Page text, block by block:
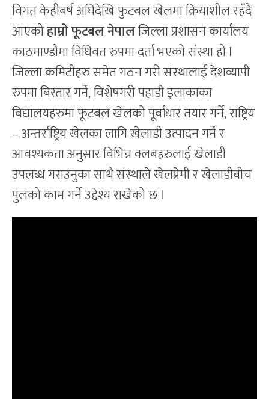
विगत केहीबर्ष अघिदेखि फुटबल खेलमा क्रियाशील रहँदै
आएकोहाम्रो फूटबल नेपालजिल्ला प्रशासन कार्यालय
काठमाण्डौमा विधिवत रुपमा दर्ता भएको संस्था हो l
जिल्ला कमिटीहरु समेत गठन गरी संस्थालाई देशव्यापी
रुपमा बिस्तार गर्ने, विशेषगरी पहाडी इलाकाका
विद्यालयहरुमा फूटबल खेलको पूर्वाधार तयार गर्ने, राष्ट्रिय
– अन्तर्राष्ट्रिय खेलका लागि खेलाडी उत्पादन गर्ने र
आवश्यकता अनुसार विभिन्न क्लबहरुलाई खेलाडी
उपलब्ध गराउनुका साथै संस्थाले खेलप्रेमी र खेलाडीबीच
पुलको काम गर्ने उद्देश्य राखेको छ l